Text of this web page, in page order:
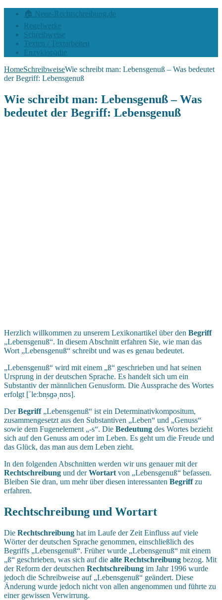
🏠 Neue-Rechtschreibung.de
Regelwerke
Schreibweise
Texten / Textarbeiten
Enzyklopädie
HomeSchreibweiseWie schreibt man: Lebensgenuß – Was bedeutet
der Begriff: Lebensgenuß
Wie schreibt man: Lebensgenuß – Was
bedeutet der Begriff: Lebensgenuß
Herzlich willkommen zu unserem Lexikonartikel über den Begriff
„Lebensgenuß“. In diesem Abschnitt erfahren Sie, wie man das
Wort „Lebensgenuß“ schreibt und was es genau bedeutet.
„Lebensgenuß“ wird mit einem „ß“ geschrieben und hat seinen
Ursprung in der deutschen Sprache. Es handelt sich um ein
Substantiv der männlichen Genusform. Die Aussprache des Wortes
erfolgt [ˈleːbn̩sɡəˌnʊs].
DerBegriff„Lebensgenuß“ ist ein Determinativkompositum,
zusammengesetzt aus den Substantiven „Leben“ und „Genuss“
sowie dem Fugenelement „-s“. Die Bedeutung des Wortes bezieht
sich auf den Genuss am oder im Leben. Es geht um die Freude und
das Glück, das man aus dem Leben zieht.
In den folgenden Abschnitten werden wir uns genauer mit der
Rechtschreibung und derWortart von „Lebensgenuß“ befassen.
Bleiben Sie dran, um mehr über diesen interessanten Begriffzu
erfahren.
Rechtschreibung und Wortart
Die Rechtschreibung hat im Laufe der Zeit Einfluss auf viele
Wörter der deutschen Sprache genommen, einschließlich des
Begriffs „Lebensgenuß“. Früher wurde „Lebensgenuß“ mit einem
„ß“ geschrieben, was sich auf die alte Rechtschreibung bezog. Mit
der Reform der deutschen Rechtschreibung im Jahr 1996 wurde
jedoch die Schreibweise auf „Lebensgenuß“ geändert. Diese
Änderung wurde jedoch nicht von allen angenommen und führte zu
einer gewissen Verwirrung.